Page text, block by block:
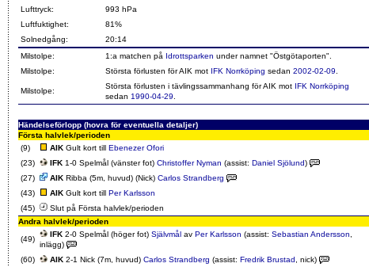
Lufttryck:
993 hPa
Luftfuktighet:
81%
Solnedgång:
20:14
Milstolpe:
1:a matchen på Idrottsparken under namnet "Östgötaporten".
Milstolpe:
Största förlusten för AIK mot IFK Norrköping sedan 2002-02-09
Milstolpe:
Största förlusten i tävlingssammanhang för AIK mot IFK Norrköping
sedan 1990-04-29
Händelseförlopp (hovra för eventuella detaljer)
Första halvlek/perioden
(9)
AIK Gult kort till Ebenezer Ofori
(23)
IFK 1-0 Spelmål (vänster fot) Christoffer Nyman (assist: Daniel Sjölund)
(27)
AIK Ribba (5m, huvud) (Nick) Carlos Strandberg
(43)
AIK Gult kort till Per Karlsson
(45)
Slut på Första halvlek/perioden
Andra halvlek/perioden
(49)
IFK 2-0 Spelmål (höger fot) Självmål av Per Karlsson (assist: Sebastian Andersson
inlägg)
(60)
AIK 2-1 Nick (7m, huvud) Carlos Strandberg (assist: Fredrik Brustad , nick)